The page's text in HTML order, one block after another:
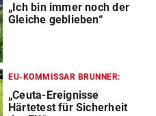
„Ich bin immer noch der
Gleiche geblieben“
EU-KOMMISSAR BRUNNER:
„Ceuta-Ereignisse
Härtetest für Sicherheit